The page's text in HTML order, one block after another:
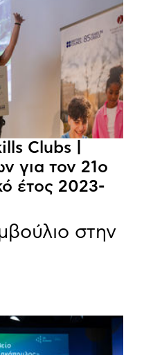
Clubs |
για τον 21ο
έτος 2023-
στην